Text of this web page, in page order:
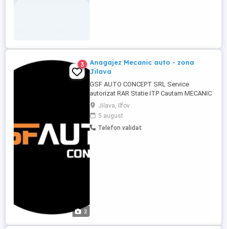
2
3
Anagajez Mecanic auto - zona
Jilava
GSF AUTO CONCEPT SRL Service
autorizat RAR Statie ITP Cautam MECANIC
AUTO cu experienta (minim 1 an) Nu
excludem posibilitatea angajarii unei
persoane fara experienta, in anumite
conditii Program de lucru luni-vineri 8.30-
Jilava, Ilfov
5 august
Telefon validat